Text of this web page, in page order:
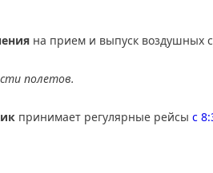
на прием и выпуск воздушных
полетов.
принимает регулярные рейсы с